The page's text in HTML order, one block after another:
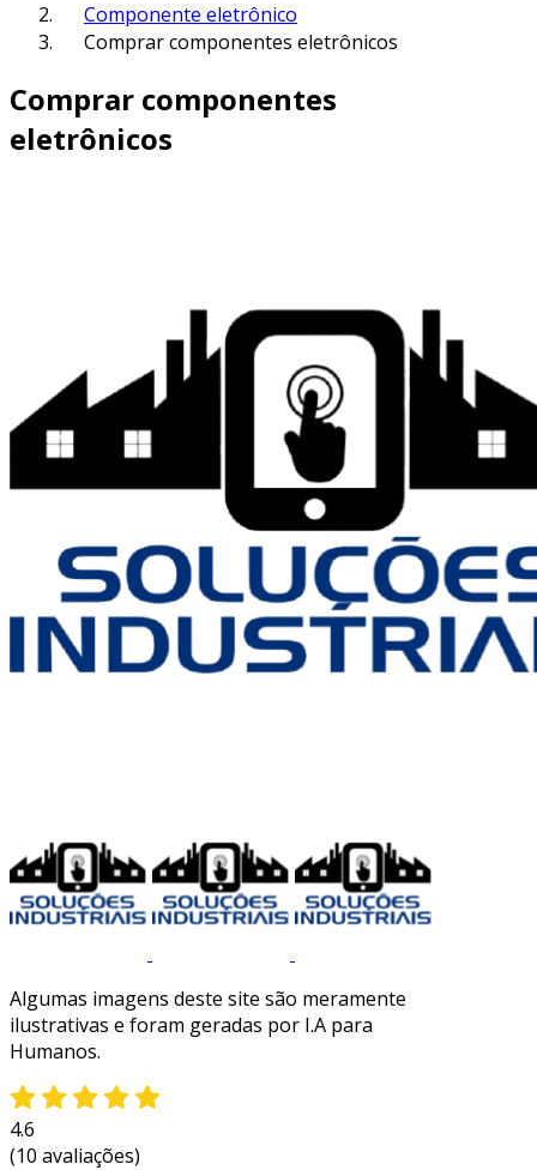
Componente eletrônico
Comprar componentes eletrônicos
Comprar componentes
eletrônicos
Algumas imagens deste site são meramente
ilustrativas e foram geradas por I.A para
Humanos.
4.6
(10 avaliações)